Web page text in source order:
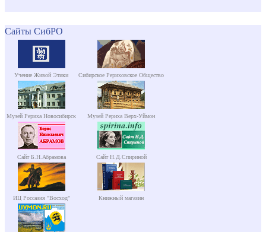
Сайты СибРО
Учение Живой Этики Сибирское Рериховское Общество
Музей Рериха Новосибирск Музей Рериха Верх-Уймон
Сайт Б.Н.Абрамова Сайт Н.Д.Спириной
ИЦ Россазия "Восход" Книжный магазин